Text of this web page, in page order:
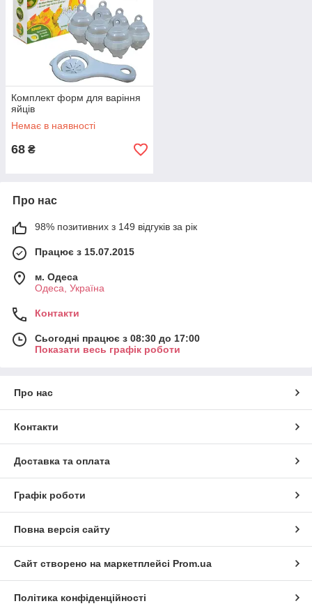
Комплект форм для варіння
яйців
Немає в наявності
68 ₴
Про нас
98% позитивних з 149 відгуків за рік
Працює з 15.07.2015
м. Одеса
Одеса, Україна
Контакти
Сьогодні працює з 08:30 до 17:00
Показати весь графік роботи
Про нас
Контакти
Доставка та оплата
Графік роботи
Повна версія сайту
Сайт створено на маркетплейсі Prom.ua
Політика конфіденційності